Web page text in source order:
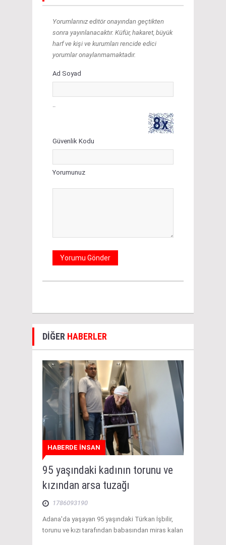
Yorumlarınız editör onayından geçtikten
sonra yayınlanacaktır. Küfür, hakaret, büyük
harf ve kişi ve kurumları rencide edici
yorumlar onaylanmamaktadır.
Ad Soyad
Güvenlik Kodu
Yorumunuz
DİĞER HABERLER
HABERDE İNSAN
95 yaşındaki kadının torunu ve
kızından arsa tuzağı
1786093190
Adana'da yaşayan 95 yaşındaki Türkan İşbilir,
torunu ve kızı tarafından babasından miras kalan